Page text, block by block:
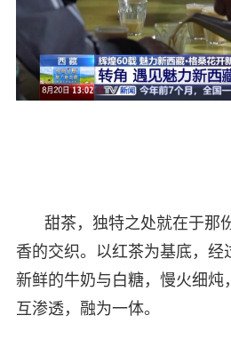
甜茶，独特之处就在于那
香的交织。以红茶为基底，经
新鲜的牛奶与白糖，慢火细炖
互渗透，融为一体。